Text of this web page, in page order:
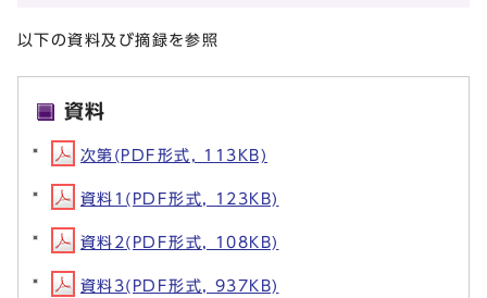
以下の資料及び摘録を参照
資料
次第(PDF形式, 113KB)
資料1(PDF形式, 123KB)
資料2(PDF形式, 108KB)
資料3(PDF形式, 937KB)